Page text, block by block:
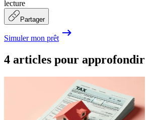
lecture
Partager
Simuler mon prêt
4 articles pour approfondir